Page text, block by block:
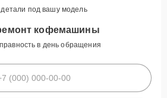
под вашу модель
кофемашины
в день обращения